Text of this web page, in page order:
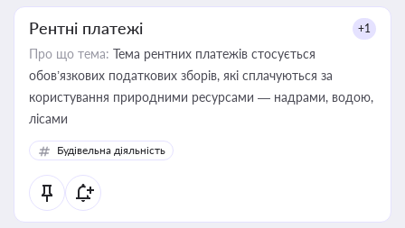
Рентні платежі +1
Про що тема: Тема рентних платежів стосується
обов’язкових податкових зборів, які сплачуються за
користування природними ресурсами — надрами, водою,
лісами
Будівельна діяльність